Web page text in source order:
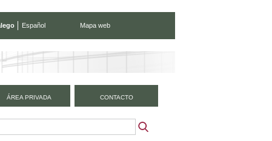
Español Mapa web
ÁREA PRIVADA CONTACTO